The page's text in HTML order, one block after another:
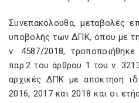
Συνεπακόλουθα, μεταβολές
υποβολής των ΔΠΚ, όπου με
ν. 4587/2018,
παρ.2 του άρθρου 1 του ν.
αρχικές ΔΠΚ με απόκτηση
2016, 2017 και 2018 και οι